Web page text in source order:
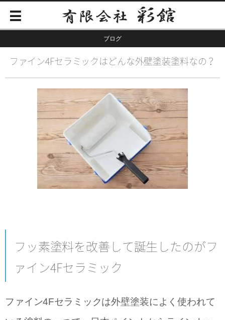
ブログ
ファイン4Fセラミックはどんな外壁塗装塗料なの？
フッ素塗料を改善して誕生したのがフ
ァイン4Fセラミック
ファイン4Fセラミックは外壁塗装によく使われて